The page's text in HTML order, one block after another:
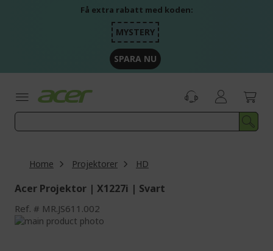
Få extra rabatt med koden:
MYSTERY
SPARA NU
Home Projektorer HD
Acer Projektor | X1227i | Svart
Ref. MR.JS611.002
Skip